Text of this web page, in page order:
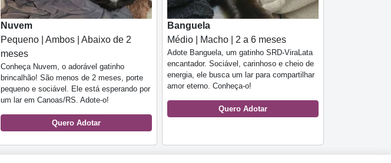
Nuvem
Pequeno | Ambos | Abaixo de 2
meses
Conheça Nuvem, o adorável gatinho
brincalhão! São menos de 2 meses, porte
pequeno e sociável. Ele está esperando por
um lar em Canoas/RS. Adote-o!
Quero Adotar
Banguela
Médio | Macho | 2 a 6 meses
Adote Banguela, um gatinho SRD-ViraLata
encantador. Sociável, carinhoso e cheio de
energia, ele busca um lar para compartilhar
amor eterno. Conheça-o!
Quero Adotar